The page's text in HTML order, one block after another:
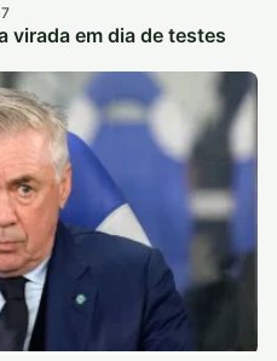
virada em dia de testes